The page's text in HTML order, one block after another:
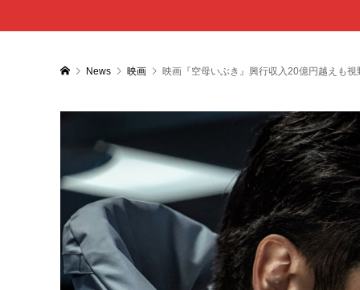
News 映画 映画『空母いぶき』興行収入20億円越えも